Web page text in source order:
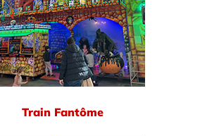
Train Fantôme